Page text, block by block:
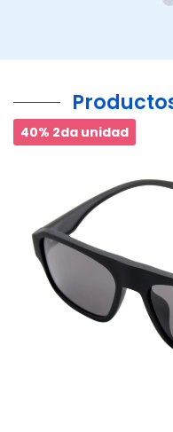
40% 2da unidad